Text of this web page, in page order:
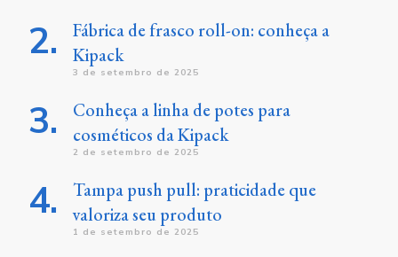
Fábrica de frasco roll-on: conheça a
Kipack
3 de setembro de 2025
Conheça a linha de potes para
cosméticos da Kipack
2 de setembro de 2025
Tampa push pull: praticidade que
valoriza seu produto
1 de setembro de 2025